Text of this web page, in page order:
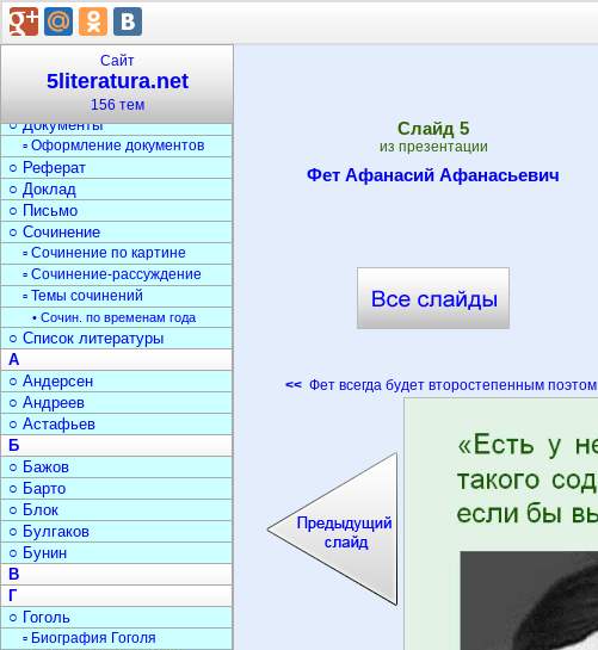
Cлайд 5
из презентации
Фет Афанасий Афанасьевич
<< Фет всегда будет второстепенным поэтом
Сайт
5literatura.net
156 тем
○ Стили речи
○ Жанры
▫ Мифы и легенды
○ Средства выразительн.
○ Документы
▫ Оформление документов
○ Реферат
○ Доклад
○ Письмо
○ Сочинение
▫ Сочинение по картине
▫ Сочинение-рассуждение
▫ Темы сочинений
• Сочин. по временам года
○ Список литературы
А
○ Андерсен
○ Андреев
○ Астафьев
Б
○ Бажов
○ Барто
○ Блок
○ Булгаков
○ Бунин
В
Г
○ Гоголь
▫ Биография Гоголя